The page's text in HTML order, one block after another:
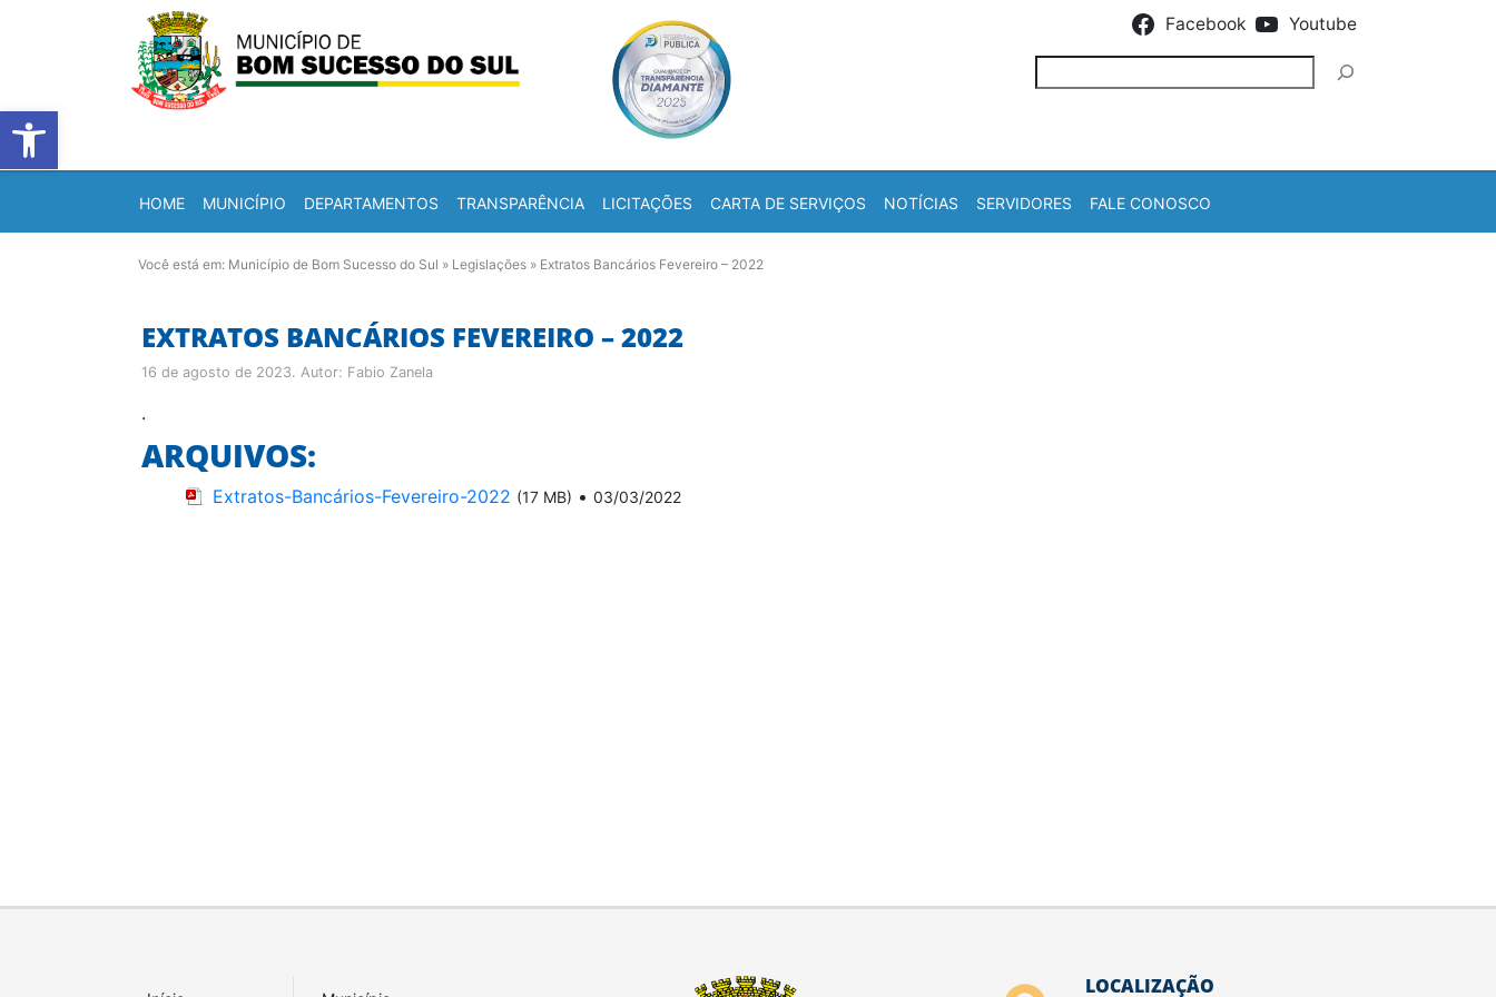
Barra de Ferramentas Aberta
Facebook Youtube
HOME MUNICÍPIO DEPARTAMENTOS TRANSPARÊNCIA LICITAÇÕES CARTA DE SERVIÇOS NOTÍCIAS SERVIDORES FALE CONOSCO
Você está em: Município de Bom Sucesso do Sul » Legislações » Extratos Bancários Fevereiro – 2022
EXTRATOS BANCÁRIOS FEVEREIRO – 2022
16 de agosto de 2023. Autor: Fabio Zanela
.
ARQUIVOS:
Extratos-Bancários-Fevereiro-2022 (17 MB) • 03/03/2022
LOCALIZAÇÃO